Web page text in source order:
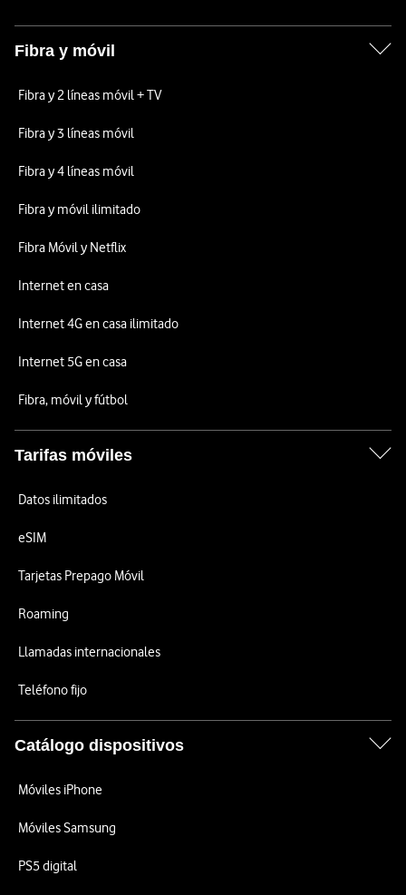
Fibra y móvil
Fibra y 2 líneas móvil + TV
Fibra y 3 líneas móvil
Fibra y 4 líneas móvil
Fibra y móvil ilimitado
Fibra Móvil y Netflix
Internet en casa
Internet 4G en casa ilimitado
Internet 5G en casa
Fibra, móvil y fútbol
Tarifas móviles
Datos ilimitados
eSIM
Tarjetas Prepago Móvil
Roaming
Llamadas internacionales
Teléfono fijo
Catálogo dispositivos
Móviles iPhone
Móviles Samsung
PS5 digital